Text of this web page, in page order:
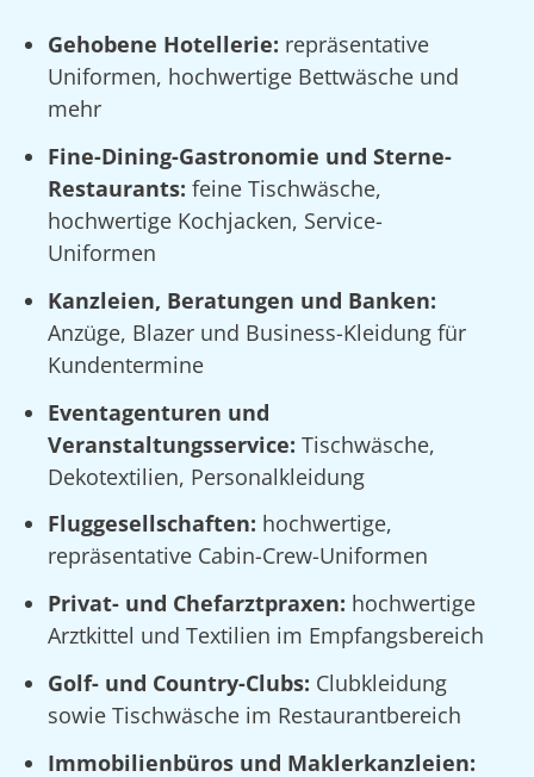
Gehobene Hotellerie: repräsentative
Uniformen, hochwertige Bettwäsche und
mehr
Fine-Dining-Gastronomie und Sterne-
Restaurants: feine Tischwäsche,
hochwertige Kochjacken, Service-
Uniformen
Kanzleien, Beratungen und Banken:
Anzüge, Blazer und Business-Kleidung für
Kundentermine
Eventagenturen und
Veranstaltungsservice: Tischwäsche,
Dekotextilien, Personalkleidung
Fluggesellschaften: hochwertige,
repräsentative Cabin-Crew-Uniformen
Privat- und Chefarztpraxen: hochwertige
Arztkittel und Textilien im Empfangsbereich
Golf- und Country-Clubs: Clubkleidung
sowie Tischwäsche im Restaurantbereich
Immobilienbüros und Maklerkanzleien: